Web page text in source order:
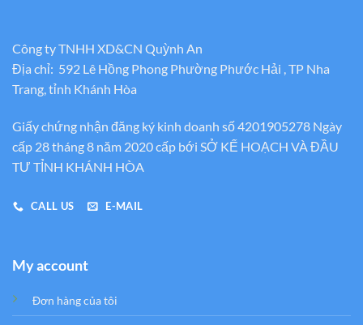
Công ty TNHH XD&CN Quỳnh An
Địa chỉ: 592 Lê Hồng Phong Phường Phước Hải , TP Nha
Trang, tỉnh Khánh Hòa
Giấy chứng nhận đăng ký kinh doanh số 4201905278 Ngày
cấp 28 tháng 8 năm 2020 cấp bới SỞ KẾ HOẠCH VÀ ĐẦU
TƯ TỈNH KHÁNH HÒA
CALL US E-MAIL
My account
Đơn hàng của tôi